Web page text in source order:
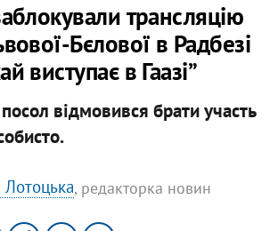
трансляцію
Бєлової в Радбезі
виступає в Гаазі”
відмовився брати участь
Лотоцька, редакторка новин